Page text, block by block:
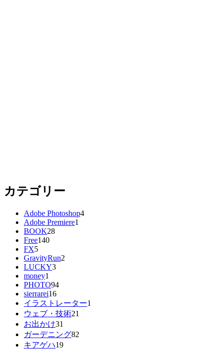
カテゴリー
Adobe Photoshop4
Adobe Premiere1
BOOK28
Free140
FX5
GravityRun2
LUCKY3
money1
PHOTO94
sierrarei16
イラストレーター1
ウェブ・技術21
お出かけ31
ガーデニング82
キアゲハ19